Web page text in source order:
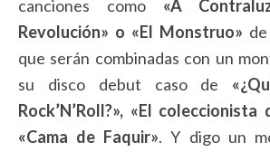
canciones como «A
Revolución» o «El Monstruo»
que serán combinadas con un
su disco debut caso de
Rock’N’Roll?», «El
«Cama de Faquir». Y digo un